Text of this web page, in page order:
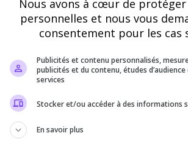
d'un staff toujours
uniques
les évènements Je
Nous avons à cœur de protéger
personnelles et nous vous
consentement pour les cas
Publicités et contenu personnalisés,
publicités et du contenu, études
services
Stocker et/ou accéder à des informations
En savoir plus